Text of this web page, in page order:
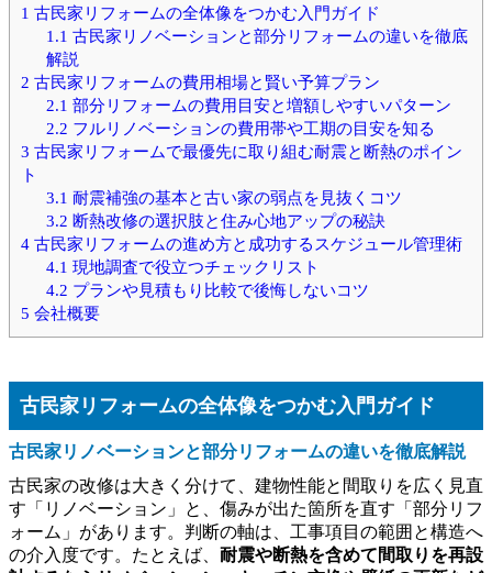
1 古民家リフォームの全体像をつかむ入門ガイド
1.1 古民家リノベーションと部分リフォームの違いを徹底
解説
2 古民家リフォームの費用相場と賢い予算プラン
2.1 部分リフォームの費用目安と増額しやすいパターン
2.2 フルリノベーションの費用帯や工期の目安を知る
3 古民家リフォームで最優先に取り組む耐震と断熱のポイン
ト
3.1 耐震補強の基本と古い家の弱点を見抜くコツ
3.2 断熱改修の選択肢と住み心地アップの秘訣
4 古民家リフォームの進め方と成功するスケジュール管理術
4.1 現地調査で役立つチェックリスト
4.2 プランや見積もり比較で後悔しないコツ
5 会社概要
古民家リフォームの全体像をつかむ入門ガイド
古民家リノベーションと部分リフォームの違いを徹底解説
古民家の改修は大きく分けて、建物性能と間取りを広く見直
す「リノベーション」と、傷みが出た箇所を直す「部分リフ
ォーム」があります。判断の軸は、工事項目の範囲と構造へ
の介入度です。たとえば、 耐震や断熱を含めて間取りを再設